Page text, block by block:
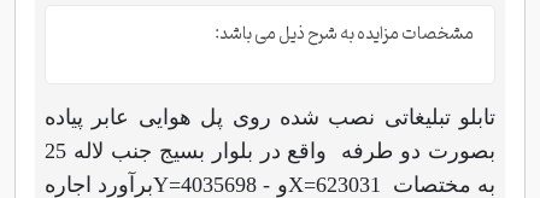
مشخصات مزایده به شرح ذیل می باشد:
تابلو تبلیغاتی نصب شده روی پل هوایی عابر پیاده
بصورت دو طرفه واقع در بلوار بسیج جنب لاله 25
به مختصات X=623031و Y=4035698 -برآورد اجاره